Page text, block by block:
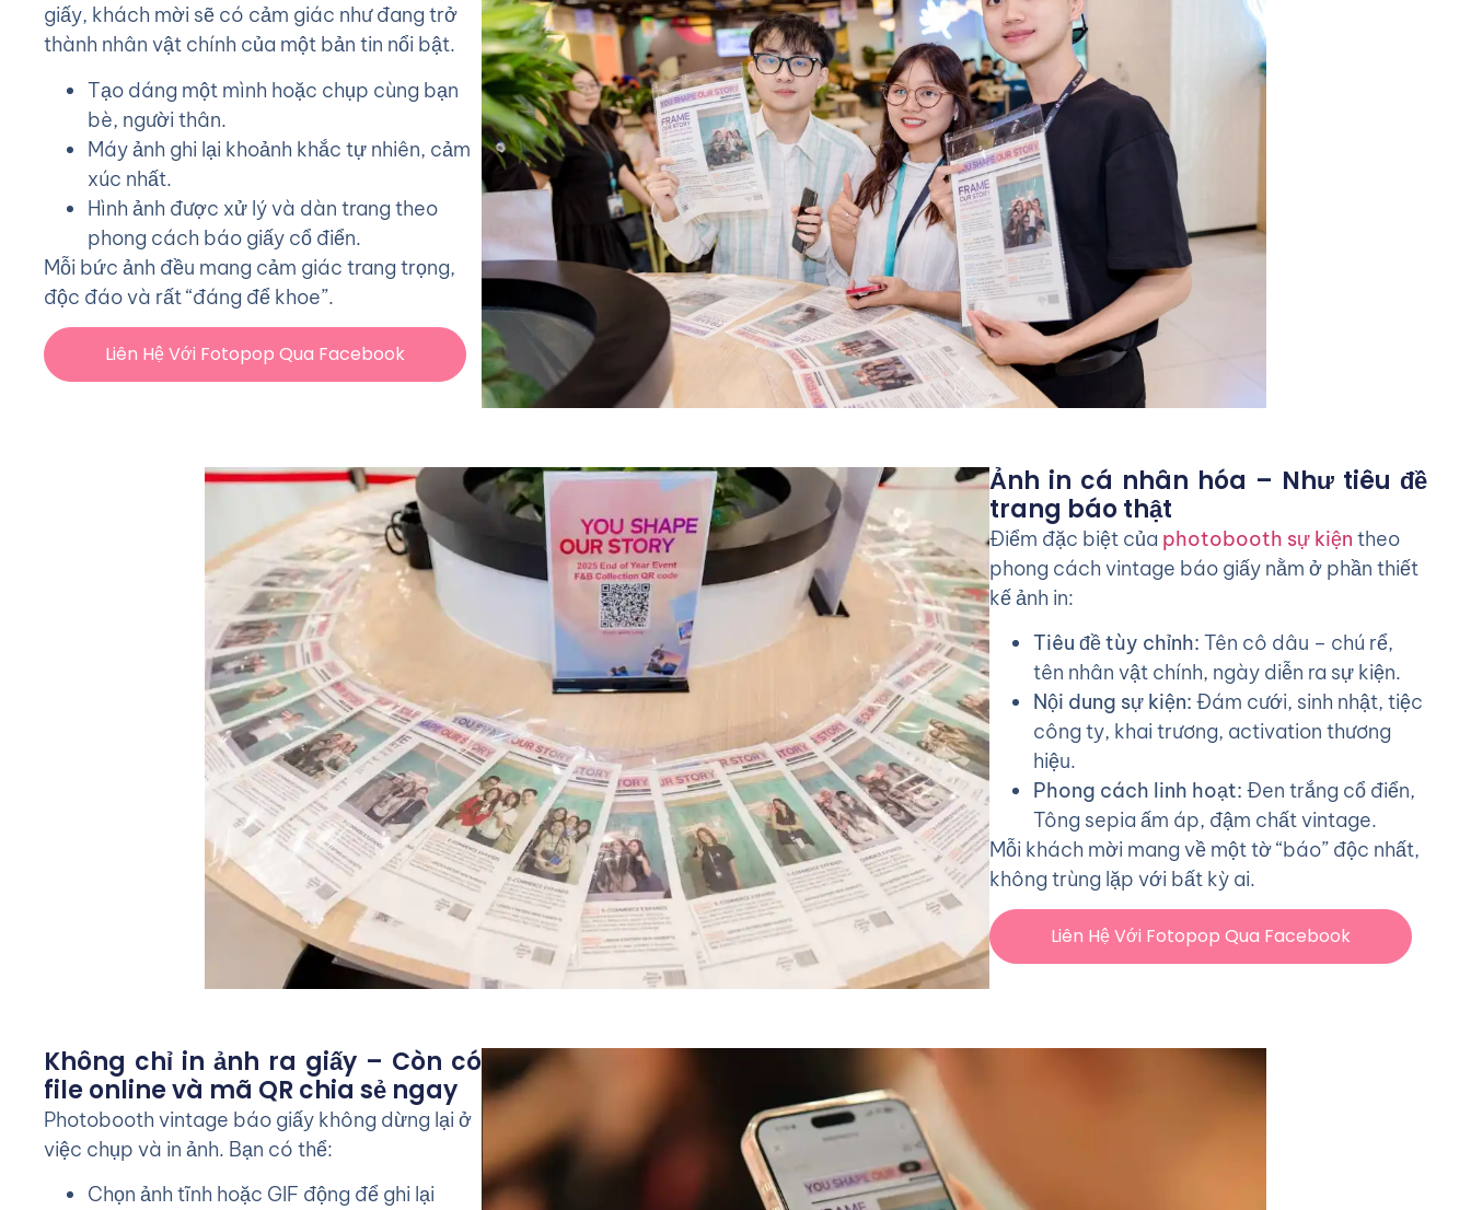
giấy, khách mời sẽ có cảm giác như đang trở
thành nhân vật chính của một bản tin nổi bật.
Tạo dáng một mình hoặc chụp cùng bạn
bè, người thân.
Máy ảnh ghi lại khoảnh khắc tự nhiên, cảm
xúc nhất.
Hình ảnh được xử lý và dàn trang theo
phong cách báo giấy cổ điển.
Mỗi bức ảnh đều mang cảm giác trang trọng,
độc đáo và rất “đáng để khoe”.
Liên Hệ Với Fotopop Qua Facebook
Ảnh in cá nhân hóa – Như tiêu đề
trang báo thật
Điểm đặc biệt của photobooth sự kiện theo
phong cách vintage báo giấy nằm ở phần thiết
kế ảnh in:
Tiêu đề tùy chỉnh: Tên cô dâu – chú rể,
tên nhân vật chính, ngày diễn ra sự kiện.
Nội dung sự kiện: Đám cưới, sinh nhật, tiệc
công ty, khai trương, activation thương
hiệu.
Phong cách linh hoạt: Đen trắng cổ điển,
Tông sepia ấm áp, đậm chất vintage.
Mỗi khách mời mang về một tờ “báo” độc nhất,
không trùng lặp với bất kỳ ai.
Liên Hệ Với Fotopop Qua Facebook
Không chỉ in ảnh ra giấy – Còn có
file online và mã QR chia sẻ ngay
Photobooth vintage báo giấy không dừng lại ở
việc chụp và in ảnh. Bạn có thể:
Chọn ảnh tĩnh hoặc GIF động để ghi lại